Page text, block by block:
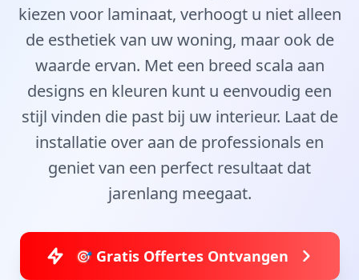
kiezen voor laminaat, verhoogt u niet alleen
de esthetiek van uw woning, maar ook de
waarde ervan. Met een breed scala aan
designs en kleuren kunt u eenvoudig een
stijl vinden die past bij uw interieur. Laat de
installatie over aan de professionals en
geniet van een perfect resultaat dat
jarenlang meegaat.
🎯 Gratis Offertes Ontvangen